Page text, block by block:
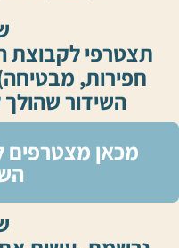
תצטרפי לקבוצת
חפירות,
השידור
מכאן מצטרפים